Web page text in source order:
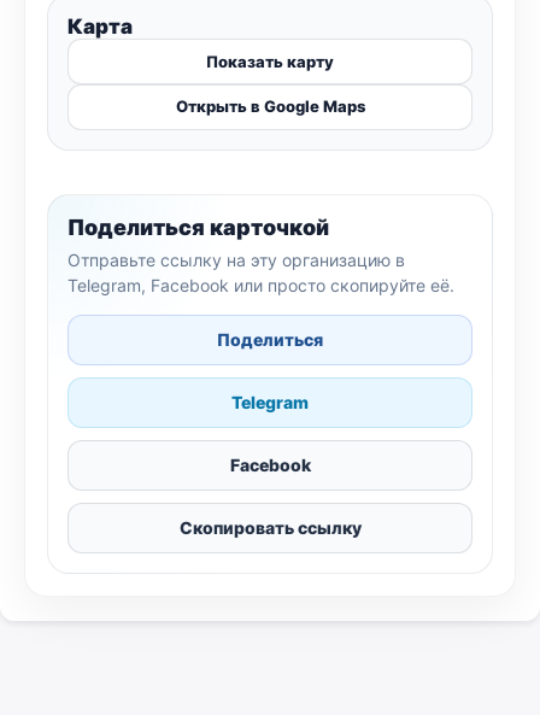
Карта
Показать карту
Открыть в Google Maps
Поделиться карточкой
Отправьте ссылку на эту организацию в
Telegram, Facebook или просто скопируйте её.
Поделиться
Telegram
Facebook
Скопировать ссылку